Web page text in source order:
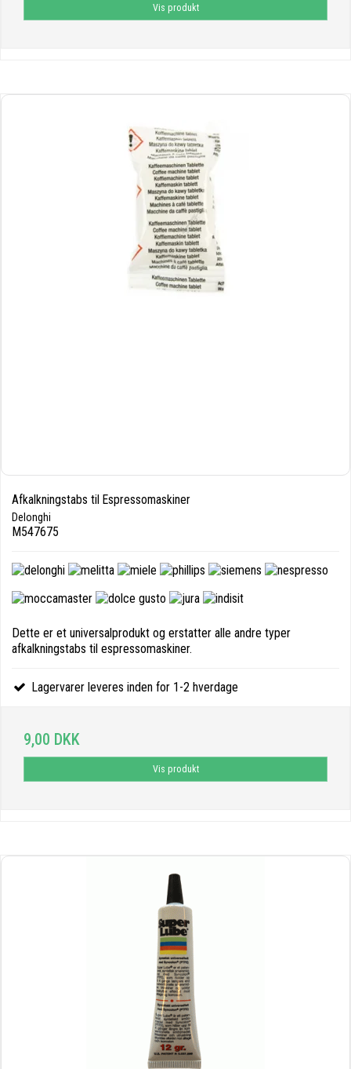
Vis produkt
Afkalkningstabs til Espressomaskiner
Delonghi
M547675
Dette er et universalprodukt og erstatter alle andre typer
afkalkningstabs til espressomaskiner.
Lagervarer leveres inden for 1-2 hverdage
9,00 DKK
Vis produkt